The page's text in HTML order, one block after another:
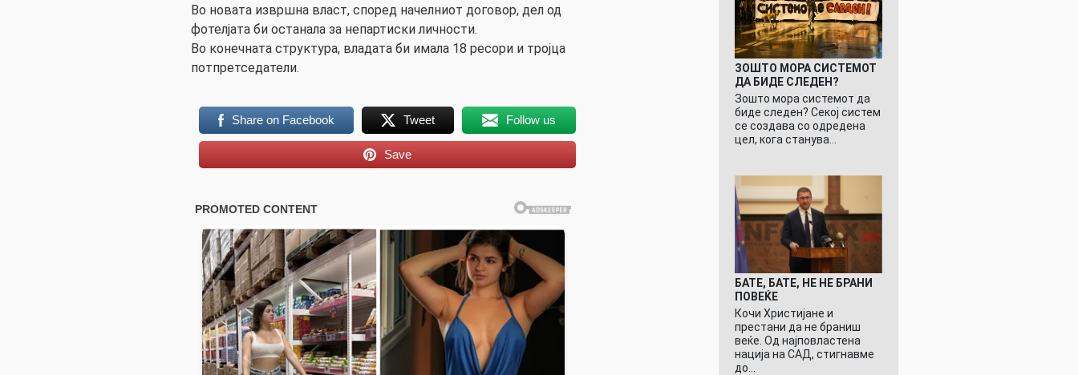
Во новата извршна власт, според начелниот договор, дел од
фотелјата би останала за непартиски личности.
Во конечната структура, владата би имала 18 ресори и тројца
потпретседатели.
Share on Facebook Tweet Follow us
Save
ЗОШТО МОРА СИСТЕМОТ
ДА БИДЕ СЛЕДЕН?
Зошто мора системот да
биде следен? Секој систем
се создава со одредена
цел, кога станува…
БАТЕ, БАТЕ, НЕ НЕ БРАНИ
ПОВЕЌЕ
Кочи Христијане и
престани да не браниш
веќе. Од најповластена
нација на САД, стигнавме
до…